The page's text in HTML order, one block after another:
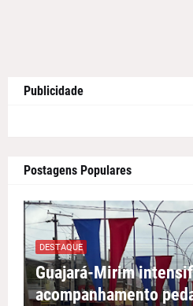
Publicidade
Postagens Populares
DESTAQUE
Guajará-Mirim
acompanhamento